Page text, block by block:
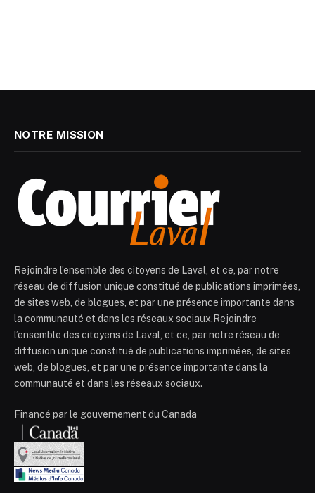
NOTRE MISSION
Rejoindre l’ensemble des citoyens de Laval, et ce, par notre
réseau de diffusion unique constitué de publications imprimées,
de sites web, de blogues, et par une présence importante dans
la communauté et dans les réseaux sociaux.Rejoindre
l’ensemble des citoyens de Laval, et ce, par notre réseau de
diffusion unique constitué de publications imprimées, de sites
web, de blogues, et par une présence importante dans la
communauté et dans les réseaux sociaux.
Financé par le gouvernement du Canada